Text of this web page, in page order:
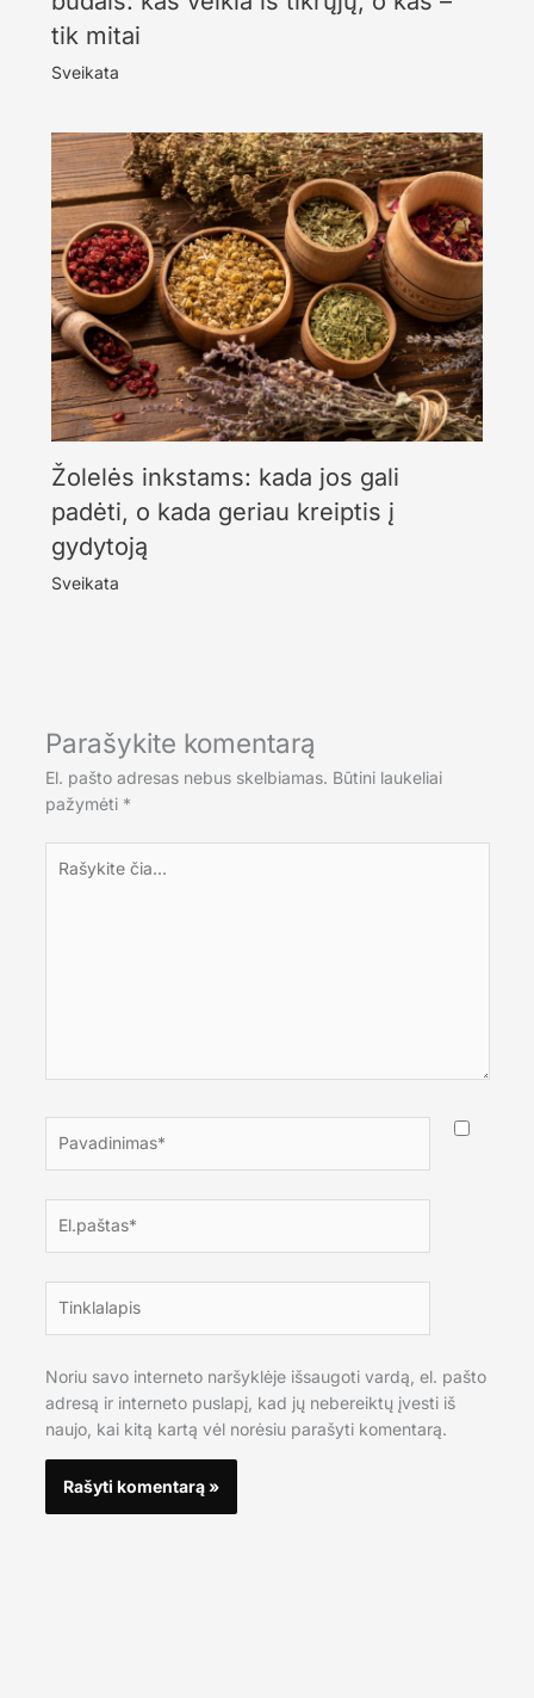
tik mitai
Sveikata
Žolelės inkstams: kada jos gali
padėti, o kada geriau kreiptis į
gydytoją
Sveikata
Parašykite komentarą
El. pašto adresas nebus skelbiamas. Būtini laukeliai
pažymėti *
čia...
Noriu savo interneto naršyklėje išsaugoti vardą, el. pašto
adresą ir interneto puslapį, kad jų nebereiktų įvesti iš
naujo, kai kitą kartą vėl norėsiu parašyti komentarą.